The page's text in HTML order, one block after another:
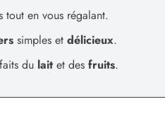
tout en vous régalant.
simples et délicieux.
du lait et des fruits.